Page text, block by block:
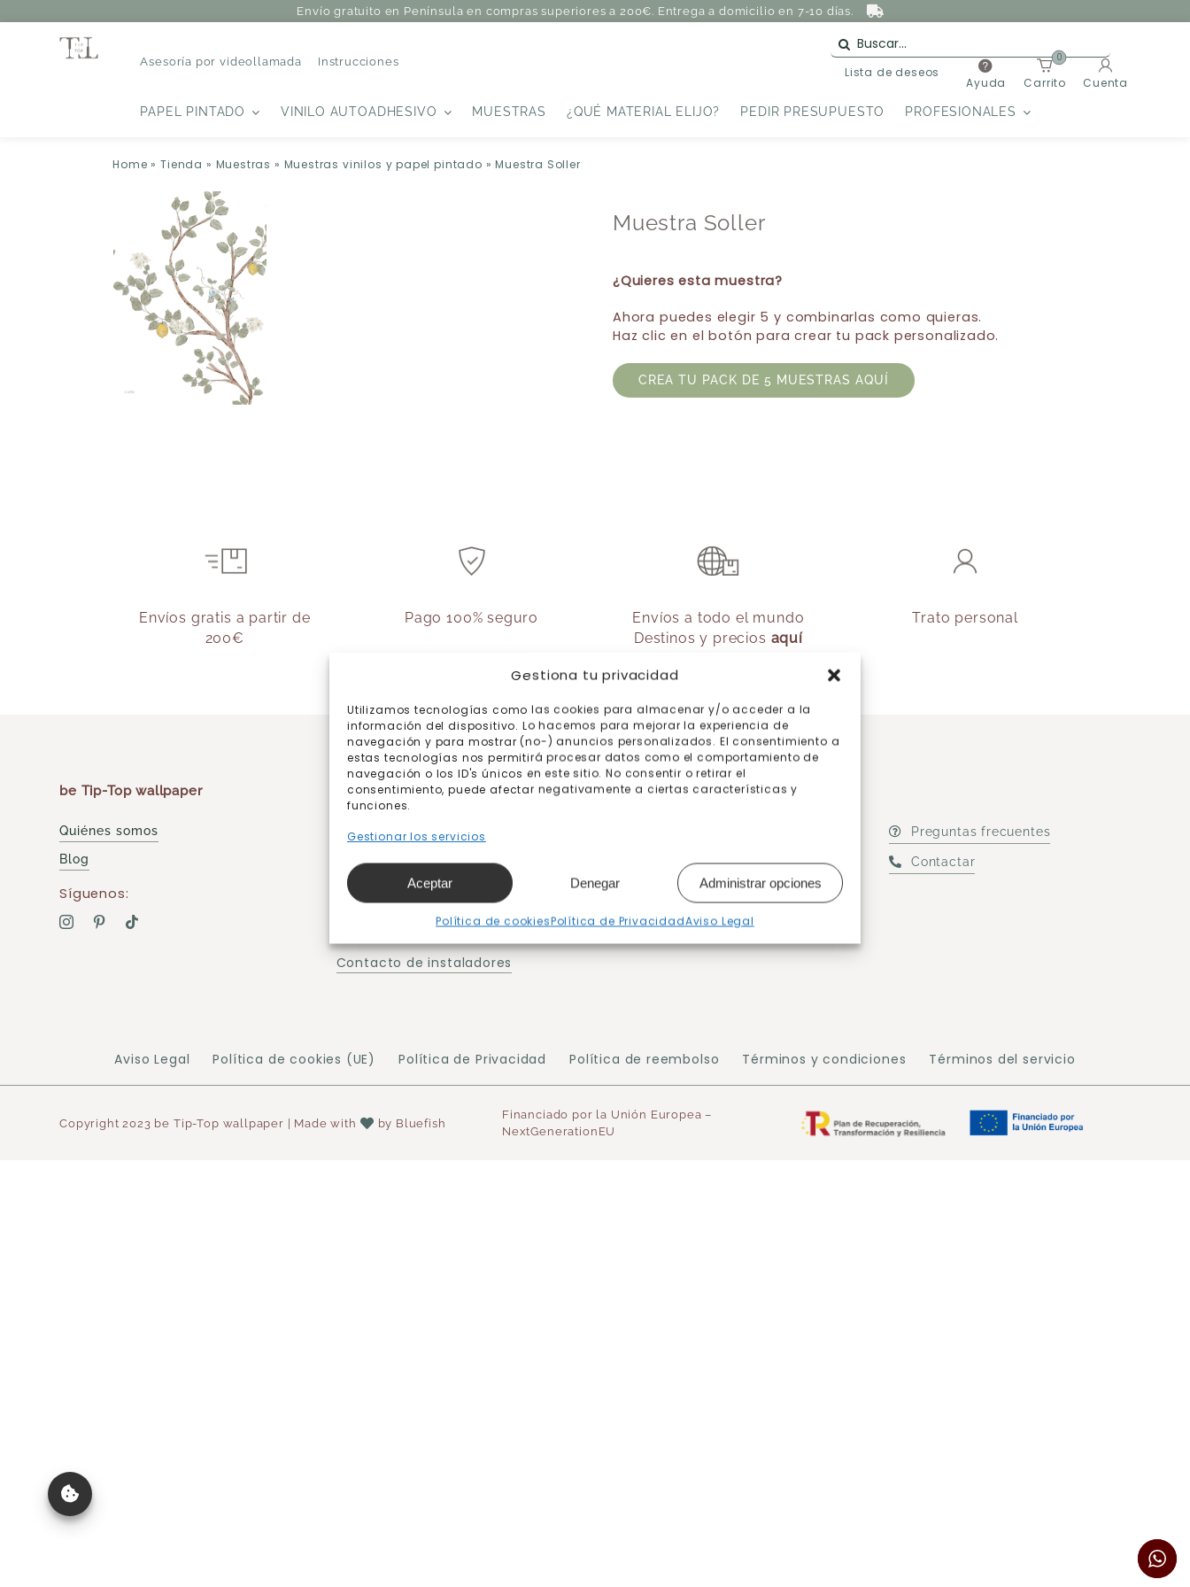
Gestiona tu privacidad
Utilizamos tecnologías como las cookies para almacenar y/o acceder a la
información del dispositivo. Lo hacemos para mejorar la experiencia de
navegación y para mostrar (no-) anuncios personalizados. El consentimiento a
estas tecnologías nos permitirá procesar datos como el comportamiento de
navegación o los ID's únicos en este sitio. No consentir o retirar el
consentimiento, puede afectar negativamente a ciertas características y
funciones.
Gestionar los servicios
Aceptar Denegar Administrar opciones
Política de cookiesPolítica de PrivacidadAviso Legal
Envío gratuito en Península en compras superiores a 200€. Entrega a domicilio en 7-10 días.
Asesoría por videollamada Instrucciones
Lista de deseos
Ayuda Carrito
0
Cuenta
PAPEL PINTADO VINILO AUTOADHESIVO MUESTRAS ¿QUÉ MATERIAL ELIJO? PEDIR PRESUPUESTO PROFESIONALES
Home »Tienda » Muestras » Muestras vinilos y papel pintado »Muestra Soller
Muestra Soller
¿Quieres esta muestra?
Ahora puedes elegir 5 y combinarlas como quieras.
Haz clic en el botón para crear tu pack personalizado.
CREA TU PACK DE 5 MUESTRAS AQUÍ
Envíos gratis a partir de
200€
Pago 100% seguro
Envíos a todo el mundo
Destinos y precios aquí
Trato personal
be Tip-Top wallpaper
Quiénes somos
Blog
Síguenos:
¿Cómo podemos ayudarte?
Compra
Cómo comprar
Métodos de pago
Envíos y plazos
Contacto de instaladores
¿Puedo devolver mi pedido?
Instrucciones
Preguntas frecuentes
Contactar
Aviso Legal Política de cookies (UE) Política de Privacidad Política de reembolso Términos y condiciones Términos del servicio
Copyright 2023 be Tip-Top wallpaper | Made with by Bluefish
Financiado por la Unión Europea –
NextGenerationEU